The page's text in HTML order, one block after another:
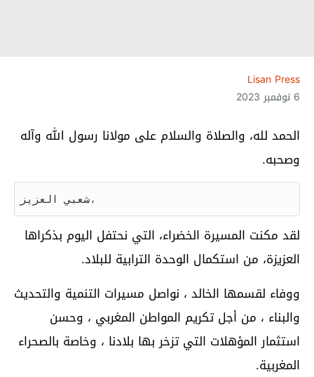
Lisan Press
6 نوفمبر 2023
الحمد لله، والصلاة والسلام علی مولانا رسول الله وآله
وصحبه.
شعبي العزيز،
لقد مكنت المسيرة الخضراء، التي نحتفل اليوم بذكراها
العزيزة، من استكمال الوحدة الترابية للبلاد.
ووفاء لقسمها الخالد ، نواصل مسيرات التنمية والتحديث
والبناء ، من أجل تكريم المواطن المغربي ، وحسن
استثمار المؤهلات التي تزخر بها بلادنا ، وخاصة بالصحراء
المغربية.